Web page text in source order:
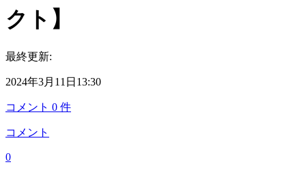
クト】
最終更新:
2024年3月11日13:30
コメント 0 件
コメント
0